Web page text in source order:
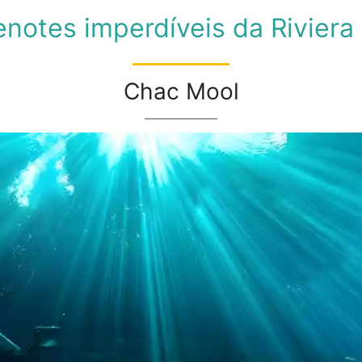
imperdíveis da Riviera
Chac Mool